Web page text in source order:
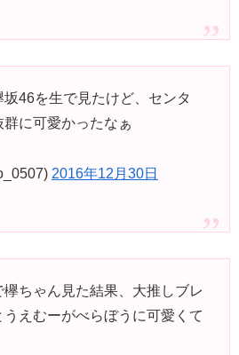
46を生で見たけど、センタ
に可愛かったなぁ
2016年12月30日
ちゃん見た結果、大推しブレ
えむーがべらぼうに可愛くて